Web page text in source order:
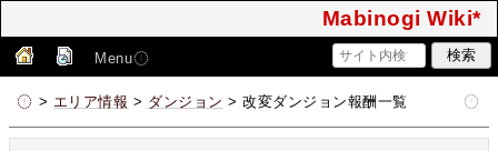
Mabinogi Wiki*
Menu
> エリア情報 > ダンジョン > 改変ダンジョン報酬一覧